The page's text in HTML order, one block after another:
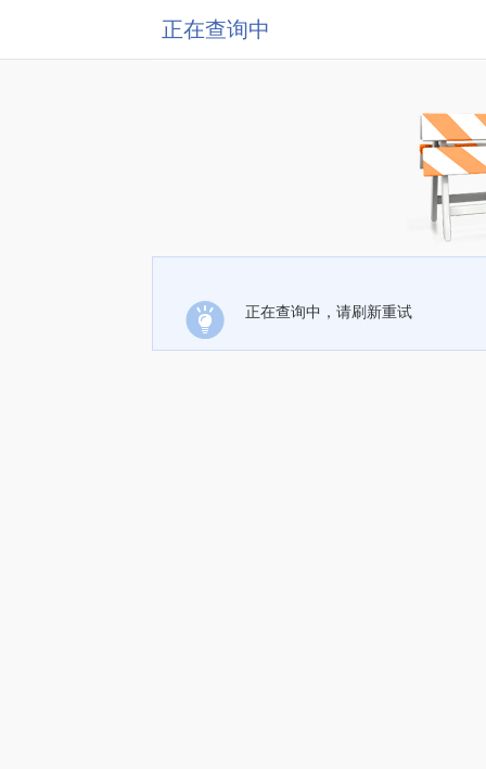
正在查询中
正在查询中，请刷新重试